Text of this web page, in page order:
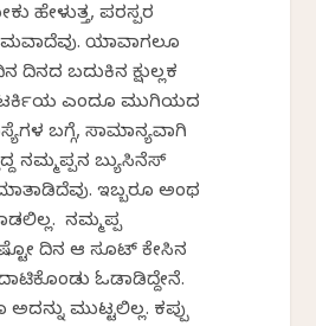
ಹೇಳುತ್ತ, ಪರಸ್ಪರ
ಯಾವಾಗಲೂ
ದಿನದ ಬದುಕಿನ ಕ್ಷುಲ್ಲಕ
ಟರ್ಕಿಯ ಎಂದೂ ಮುಗಿಯದ
ಬಗ್ಗೆ, ಸಾಮಾನ್ಯವಾಗಿ
ನಮ್ಮಪ್ಪನ ಬ್ಯುಸಿನೆಸ್
ಇಬ್ಬರೂ ಅಂಥ
ನಮ್ಮಪ್ಪ
ದಿನ ಆ ಸೂಟ್ ಕೇಸಿನ
ಓಡಾಡಿದ್ದೇನೆ.
ಮುಟ್ಟಲಿಲ್ಲ. ಕಪ್ಪು